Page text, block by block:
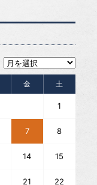
金 土
1
7 8
14 15
21 22